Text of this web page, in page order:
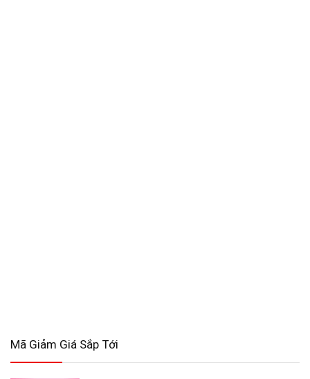
Mã Giảm Giá Sắp Tới